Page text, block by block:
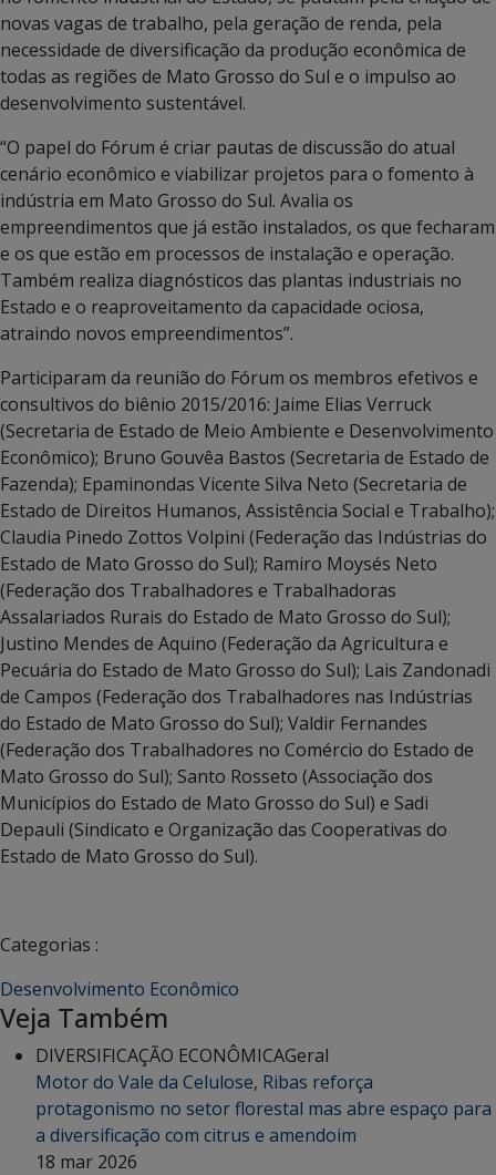
novas vagas de trabalho, pela geração de renda, pela
necessidade de diversificação da produção econômica de
todas as regiões de Mato Grosso do Sul e o impulso ao
desenvolvimento sustentável.
“O papel do Fórum é criar pautas de discussão do atual
cenário econômico e viabilizar projetos para o fomento à
indústria em Mato Grosso do Sul. Avalia os
empreendimentos que já estão instalados, os que fecharam
e os que estão em processos de instalação e operação.
Também realiza diagnósticos das plantas industriais no
Estado e o reaproveitamento da capacidade ociosa,
atraindo novos empreendimentos”.
Participaram da reunião do Fórum os membros efetivos e
consultivos do biênio 2015/2016: Jaime Elias Verruck
(Secretaria de Estado de Meio Ambiente e Desenvolvimento
Econômico); Bruno Gouvêa Bastos (Secretaria de Estado de
Fazenda); Epaminondas Vicente Silva Neto (Secretaria de
Estado de Direitos Humanos, Assistência Social e Trabalho);
Claudia Pinedo Zottos Volpini (Federação das Indústrias do
Estado de Mato Grosso do Sul); Ramiro Moysés Neto
(Federação dos Trabalhadores e Trabalhadoras
Assalariados Rurais do Estado de Mato Grosso do Sul);
Justino Mendes de Aquino (Federação da Agricultura e
Pecuária do Estado de Mato Grosso do Sul); Lais Zandonadi
de Campos (Federação dos Trabalhadores nas Indústrias
do Estado de Mato Grosso do Sul); Valdir Fernandes
(Federação dos Trabalhadores no Comércio do Estado de
Mato Grosso do Sul); Santo Rosseto (Associação dos
Municípios do Estado de Mato Grosso do Sul) e Sadi
Depauli (Sindicato e Organização das Cooperativas do
Estado de Mato Grosso do Sul).
Categorias :
Desenvolvimento Econômico
Veja Também
DIVERSIFICAÇÃO ECONÔMICAGeral
Motor do Vale da Celulose, Ribas reforça
protagonismo no setor florestal mas abre espaço para
a diversificação com citrus e amendoim
18 mar 2026